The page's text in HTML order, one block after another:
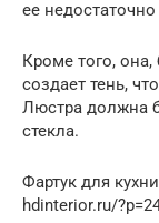
ее недостаточно
Кроме того,
создает тень,
Люстра должна
стекла.
Фартук для
hdinterior.ru/